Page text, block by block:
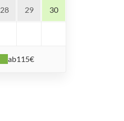
28 29 30
ab115€